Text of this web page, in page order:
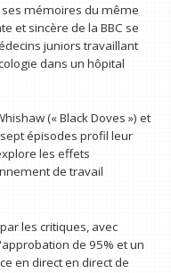
ses mémoires du même
et sincère de la BBC se
juniors travaillant
dans un hôpital
(« Black Doves ») et
épisodes profil leur
les effets
de travail
les critiques, avec
de 95% et un
en direct en direct de